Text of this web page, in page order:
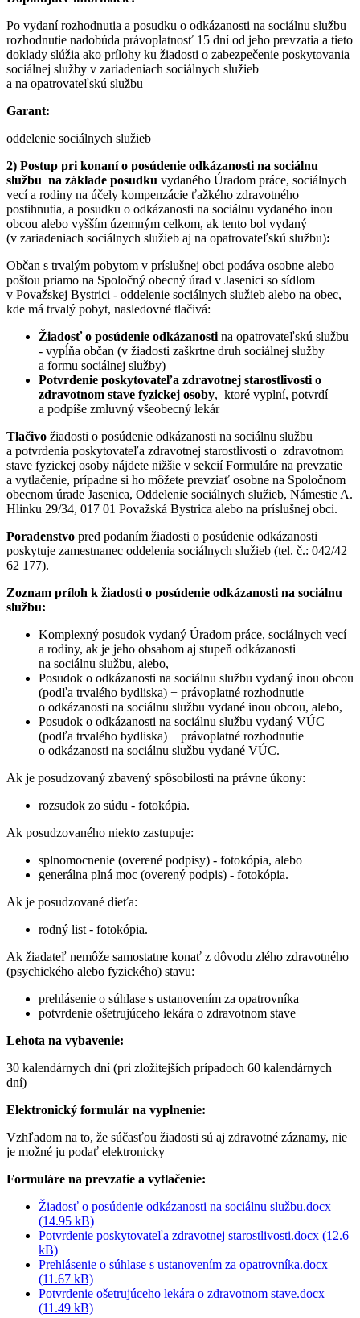
Po vydaní rozhodnutia a posudku o odkázanosti na sociálnu službu
rozhodnutie nadobúda právoplatnosť 15 dní od jeho prevzatia a tieto
doklady slúžia ako prílohy ku žiadosti o zabezpečenie poskytovania
sociálnej služby v zariadeniach sociálnych služieb
a na opatrovateľskú službu
Garant:
oddelenie sociálnych služieb
2) Postup pri konaní o posúdenie odkázanosti na sociálnu
službu na základe posudku vydaného Úradom práce, sociálnych
vecí a rodiny na účely kompenzácie ťažkého zdravotného
postihnutia, a posudku o odkázanosti na sociálnu vydaného inou
obcou alebo vyšším územným celkom, ak tento bol vydaný
(v zariadeniach sociálnych služieb aj na opatrovateľskú službu):
Občan s trvalým pobytom v príslušnej obci podáva osobne alebo
poštou priamo na Spoločný obecný úrad v Jasenici so sídlom
v Považskej Bystrici - oddelenie sociálnych služieb alebo na obec,
kde má trvalý pobyt, nasledovné tlačivá:
Žiadosť o posúdenie odkázanosti na opatrovateľskú službu
- vypĺňa občan (v žiadosti zaškrtne druh sociálnej služby
a formu sociálnej služby)
Potvrdenie poskytovateľa zdravotnej starostlivosti o
zdravotnom stave fyzickej osoby, ktoré vyplní, potvrdí
a podpíše zmluvný všeobecný lekár
Tlačivo žiadosti o posúdenie odkázanosti na sociálnu službu
a potvrdenia poskytovateľa zdravotnej starostlivosti o zdravotnom
stave fyzickej osoby nájdete nižšie v sekcií Formuláre na prevzatie
a vytlačenie, prípadne si ho môžete prevziať osobne na Spoločnom
obecnom úrade Jasenica, Oddelenie sociálnych služieb, Námestie A.
Hlinku 29/34, 017 01 Považská Bystrica alebo na príslušnej obci.
Poradenstvo pred podaním žiadosti o posúdenie odkázanosti
poskytuje zamestnanec oddelenia sociálnych služieb (tel. č.: 042/42
62 177).
Zoznam príloh k žiadosti o posúdenie odkázanosti na sociálnu
službu:
Komplexný posudok vydaný Úradom práce, sociálnych vecí
a rodiny, ak je jeho obsahom aj stupeň odkázanosti
na sociálnu službu, alebo,
Posudok o odkázanosti na sociálnu službu vydaný inou obcou
(podľa trvalého bydliska) + právoplatné rozhodnutie
o odkázanosti na sociálnu službu vydané inou obcou, alebo,
Posudok o odkázanosti na sociálnu službu vydaný VÚC
(podľa trvalého bydliska) + právoplatné rozhodnutie
o odkázanosti na sociálnu službu vydané VÚC.
Ak je posudzovaný zbavený spôsobilosti na právne úkony:
rozsudok zo súdu - fotokópia.
Ak posudzovaného niekto zastupuje:
splnomocnenie (overené podpisy) - fotokópia, alebo
generálna plná moc (overený podpis) - fotokópia.
Ak je posudzované dieťa:
rodný list - fotokópia.
Ak žiadateľ nemôže samostatne konať z dôvodu zlého zdravotného
(psychického alebo fyzického) stavu:
prehlásenie o súhlase s ustanovením za opatrovníka
potvrdenie ošetrujúceho lekára o zdravotnom stave
Lehota na vybavenie:
30 kalendárnych dní (pri zložitejších prípadoch 60 kalendárnych
dní)
Elektronický formulár na vyplnenie:
Vzhľadom na to, že súčasťou žiadosti sú aj zdravotné záznamy, nie
je možné ju podať elektronicky
Formuláre na prevzatie a vytlačenie:
Žiadosť o posúdenie odkázanosti na sociálnu službu.docx
(14.95 kB)
Potvrdenie poskytovateľa zdravotnej starostlivosti.docx (12.6
kB)
Prehlásenie o súhlase s ustanovením za opatrovníka.docx
(11.67 kB)
Potvrdenie ošetrujúceho lekára o zdravotnom stave.docx
(11.49 kB)